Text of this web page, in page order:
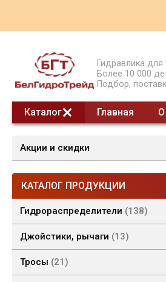
Гидравлика для
Более 10 000
Подбор,
Каталог Главная
Акции и скидки
КАТАЛОГ ПРОДУКЦИИ
Гидрораспределители 138
Джойстики, рычаги 13
Тросы 21